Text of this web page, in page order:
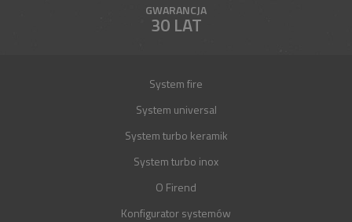
GWARANCJA
30 LAT
System fire
System universal
System turbo keramik
System turbo inox
O Firend
Konfigurator systemów